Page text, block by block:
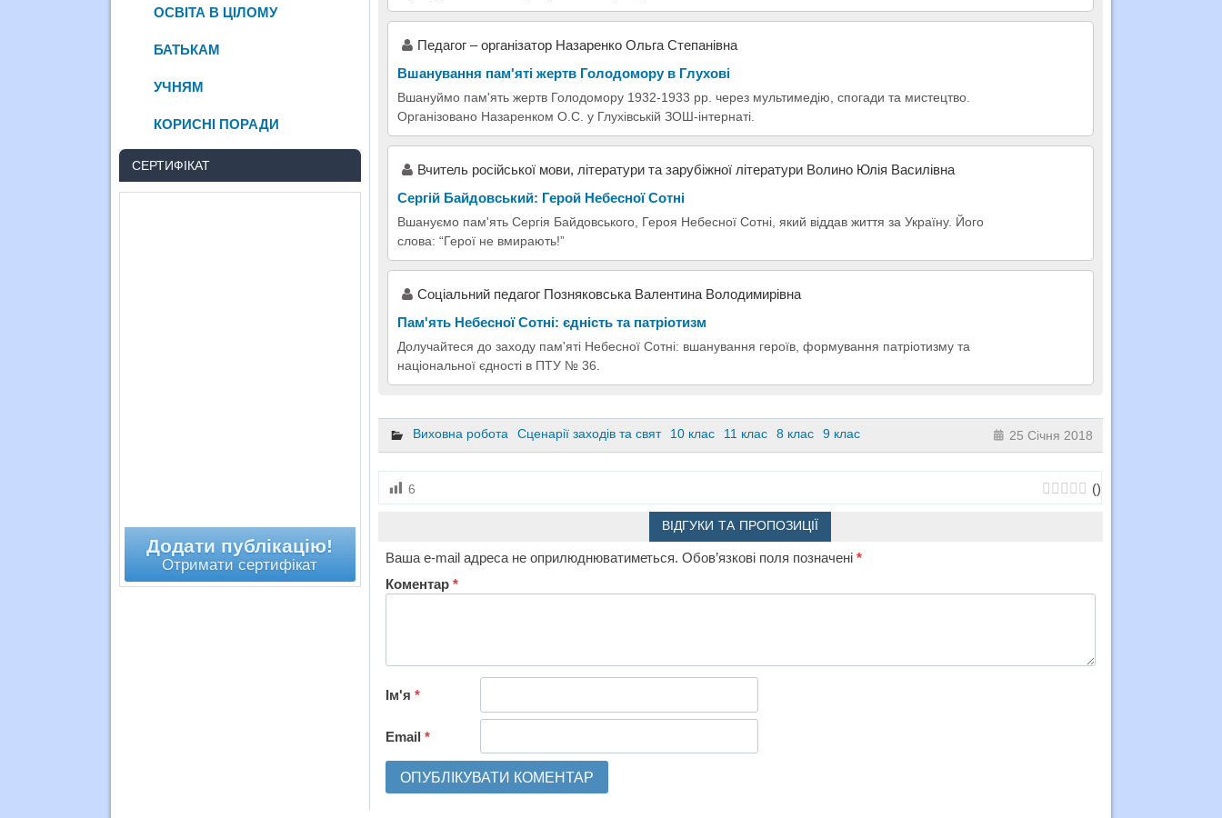
Педагог – організатор Назаренко Ольга Степанівна
Вшанування пам'яті жертв Голодомору в Глухові
Вшануймо пам'ять жертв Голодомору 1932-1933 рр. через мультимедію, спогади та мистецтво.
Організовано Назаренком О.С. у Глухівській ЗОШ-інтернаті.
Вчитель російської мови, літератури та зарубіжної літератури Волино Юлія Василівна
Сергій Байдовський: Герой Небесної Сотні
Вшануємо пам'ять Сергія Байдовського, Героя Небесної Сотні, який віддав життя за Україну. Його
слова: “Герої не вмирають!”
Соціальний педагог Позняковська Валентина Володимирівна
Пам'ять Небесної Сотні: єдність та патріотизм
Долучайтеся до заходу пам'яті Небесної Сотні: вшанування героїв, формування патріотизму та
національної єдності в ПТУ № 36.
Виховна робота Сценарії заходів та свят 10 клас 11 клас 8 клас 9 клас 25 Січня 2018
6 ()
ВІДГУКИ ТА ПРОПОЗИЦІЇ
Ваша e-mail адреса не оприлюднюватиметься. Обов’язкові поля позначені *
Коментар *
Ім'я *
Email *
ОСВІТА В ЦІЛОМУ
БАТЬКАМ
УЧНЯМ
КОРИСНІ ПОРАДИ
СЕРТИФІКАТ
Додати публікацію!
Отримати сертифікат